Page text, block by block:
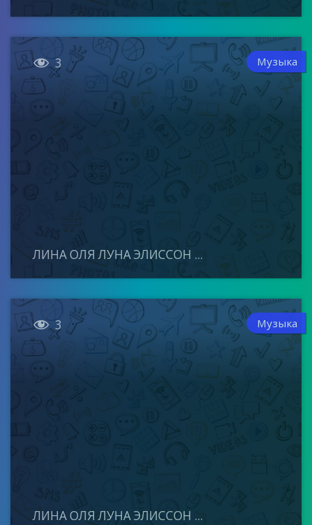
 3 Музыка
ЛИНА ОЛЯ ЛУНА ЭЛИССОН ...
 3 Музыка
ЛИНА ОЛЯ ЛУНА ЭЛИССОН ...